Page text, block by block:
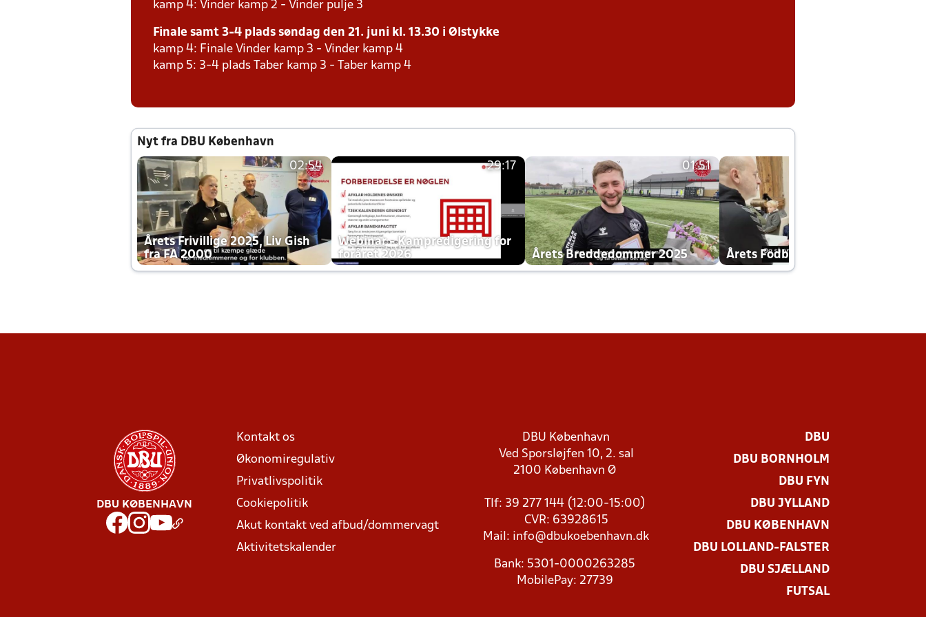
kamp 4: Vinder kamp 2 - Vinder pulje 3
Finale samt 3-4 plads søndag den 21. juni kl. 13.30 i Ølstykke
kamp 4: Finale Vinder kamp 3 - Vinder kamp 4
kamp 5: 3-4 plads Taber kamp 3 - Taber kamp 4
Nyt fra DBU København
02:54
Årets Frivillige 2025, Liv Gish
fra FA 2000
29:17
Webinar - Kampredigering for
foråret 2026
01:51
Årets Breddedommer 2025 Årets Fodboldklub 2025 mp4
DBU KØBENHAVN
Kontakt os
Økonomiregulativ
Privatlivspolitik
Cookiepolitik
Akut kontakt ved afbud/dommervagt
Aktivitetskalender
DBU København
Ved Sporsløjfen 10, 2. sal
2100 København Ø
Tlf: 39 277 144 (12:00-15:00)
CVR: 63928615
Mail: info@dbukoebenhavn.dk
Bank: 5301-0000263285
MobilePay: 27739
DBU
DBU BORNHOLM
DBU FYN
DBU JYLLAND
DBU KØBENHAVN
DBU LOLLAND-FALSTER
DBU SJÆLLAND
FUTSAL